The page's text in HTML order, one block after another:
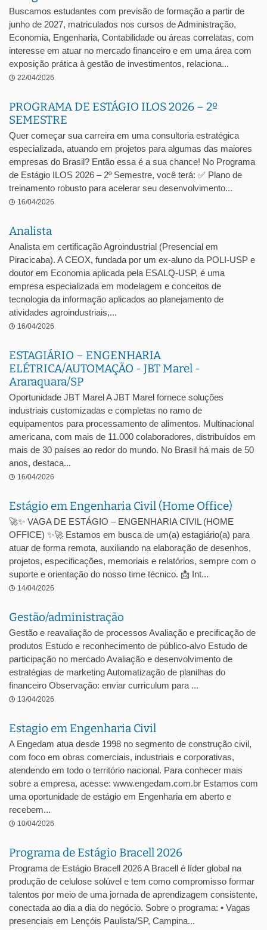
Buscamos estudantes com previsão de formação a partir de
junho de 2027, matriculados nos cursos de Administração,
Economia, Engenharia, Contabilidade ou áreas correlatas, com
interesse em atuar no mercado financeiro e em uma área com
exposição prática à gestão de investimentos, relaciona...
22/04/2026
PROGRAMA DE ESTÁGIO ILOS 2026 – 2º
SEMESTRE
Quer começar sua carreira em uma consultoria estratégica
especializada, atuando em projetos para algumas das maiores
empresas do Brasil? Então essa é a sua chance! No Programa
de Estágio ILOS 2026 – 2º Semestre, você terá: ✅ Plano de
treinamento robusto para acelerar seu desenvolvimento...
16/04/2026
Analista
Analista em certificação Agroindustrial (Presencial em
Piracicaba). A CEOX, fundada por um ex-aluno da POLI-USP e
doutor em Economia aplicada pela ESALQ-USP, é uma
empresa especializada em modelagem e conceitos de
tecnologia da informação aplicados ao planejamento de
atividades agroindustriais,...
16/04/2026
ESTAGIÁRIO – ENGENHARIA
ELÉTRICA/AUTOMAÇÃO - JBT Marel -
Araraquara/SP
Oportunidade JBT Marel A JBT Marel fornece soluções
industriais customizadas e completas no ramo de
equipamentos para processamento de alimentos. Multinacional
americana, com mais de 11.000 colaboradores, distribuídos em
mais de 30 países ao redor do mundo. No Brasil há mais de 50
anos, destaca...
16/04/2026
Estágio em Engenharia Civil (Home Office)
🚀✨ VAGA DE ESTÁGIO – ENGENHARIA CIVIL (HOME
OFFICE) ✨🚀 Estamos em busca de um(a) estagiário(a) para
atuar de forma remota, auxiliando na elaboração de desenhos,
projetos, especificações, memoriais e relatórios, sempre com o
suporte e orientação do nosso time técnico. 📩 Int...
14/04/2026
Gestão/administração
Gestão e reavaliação de processos Avaliação e precificação de
produtos Estudo e reconhecimento de público-alvo Estudo de
participação no mercado Avaliação e desenvolvimento de
estratégias de marketing Automatização de planilhas do
financeiro Observação: enviar curriculum para ...
13/04/2026
Estagio em Engenharia Civil
A Engedam atua desde 1998 no segmento de construção civil,
com foco em obras comerciais, industriais e corporativas,
atendendo em todo o território nacional. Para conhecer mais
sobre a empresa, acesse: www.engedam.com.br Estamos com
uma oportunidade de estágio em Engenharia em aberto e
recebem...
10/04/2026
Programa de Estágio Bracell 2026
Programa de Estágio Bracell 2026 A Bracell é líder global na
produção de celulose solúvel e tem como compromisso formar
talentos por meio de uma jornada de aprendizagem consistente,
conectada ao dia a dia do negócio. Sobre o programa: • Vagas
presenciais em Lençóis Paulista/SP, Campina...